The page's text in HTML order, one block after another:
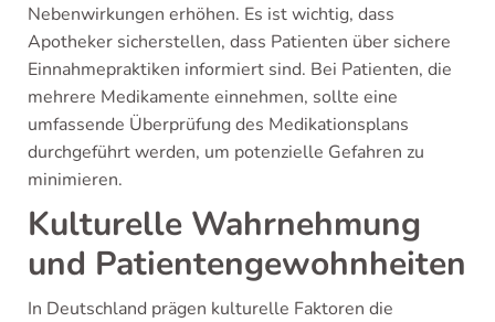
Nebenwirkungen erhöhen. Es ist wichtig, dass
Apotheker sicherstellen, dass Patienten über sichere
Einnahmepraktiken informiert sind. Bei Patienten, die
mehrere Medikamente einnehmen, sollte eine
umfassende Überprüfung des Medikationsplans
durchgeführt werden, um potenzielle Gefahren zu
minimieren.
Kulturelle Wahrnehmung
und Patientengewohnheiten
In Deutschland prägen kulturelle Faktoren die